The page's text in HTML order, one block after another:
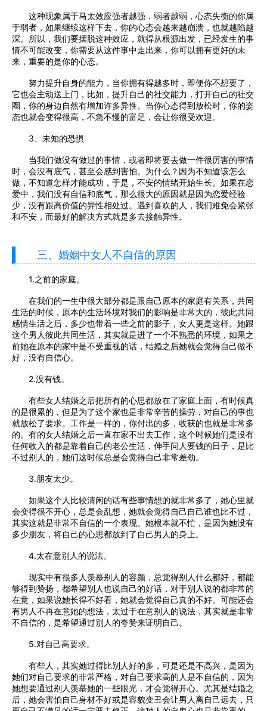
这种现象属于马太效应强者越强，弱者越弱，心态失衡的你属
于弱者，如果继续这样下去，你的心态会越来越崩溃，也就越陷越
深。所以，我们要摆脱这种效应，就得从根源出发，已经发生的事
情不可能改变，你需要从这件事中走出来，你可以拥有更好的未
来，重要的是你的心态。
努力提升自身的能力，当你拥有得越多时，即便你不想要了，
它也会主动送上门，比如，提升自己的社交能力，打开自己的社交
圈，你的身边自然有增加许多异性。当你心态得到放松时，你的姿
态也就会变得很高，不急不慢的富足，会让你很受欢迎。
3、未知的恐惧
当我们做没有做过的事情，或者即将要去做一件很厉害的事情
时，会没有底气，甚至会感到害怕。为什么？因为不知道该怎么
做，不知道怎样才能成功，于是，不安的情绪开始生长。如果在恋
爱中，我们没有自信和底气，那么很大的原因就是因为恋爱经验
少，没有跟高价值的异性相处过。遇到喜欢的人，我们难免会紧张
和不安，而最好的解决方式就是多去接触异性。
三、婚姻中女人不自信的原因
1.之前的家庭。
在我们的一生中很大部分都是跟自己原本的家庭有关系，共同
生活的时候，原本的生活环境对我们的影响是非常大的，彼此共同
感情生活之后，多少也带着一些之前的影子，女人更是这样。她跟
这个男人彼此共同生活，其实就是进了一个不熟悉的环境，如果之
前她在原本的家中是不受重视的话，结婚之后她就会觉得自己做不
好，没有自信心。
2.没有钱。
有些女人结婚之后把所有的心思都放在了家庭上面，有时候真
的是很累的，但是为了这个家也是非常辛苦的操劳，对自己的事也
就放松了要求。工作是一样的，你付出的多，收获的也就是非常多
的。有的女人结婚之后一直在家不出去工作，这个时候她们是没有
任何收入的都是靠着自己的老公生活，伸手问人要钱的日子，是比
不过别人的，她们这时候总是会觉得自己非常差劲。
3.朋友太少。
如果这个人比较清闲的话有些事情想的就非常多了，她心里就
会变得很不开心，总是会乱想，她就会觉得自己自己谁也比不过，
其实这就是非常不自信的一个表现。她根本就不忙，是因为她没有
多少朋友，将自己的心思都放到了自己男人的身上。
4.太在意别人的说法。
现实中有很多人羡慕别人的容颜，总觉得别人什么都好，都能
够得到赞扬，都希望别人也说自己的好话，对于别人说的都非常的
在意，如果说她长得不好看，她就会觉得自己真的不好。可能还会
有男人不再在意她的想法，太过于在意别人的说法，其实就是非常
不自信的，是希望通过别人的夸赞来证明自己。
5.对自己高要求。
有些人，其实她过得比别人好的多，可是还是不高兴，是因为
她们对自己要求的非常严格，对自己要求高的人是不自信的，因为
她想要通过别人羡慕她的一些眼光，才会觉得开心。尤其是结婚之
后，她会害怕自己身材不好或是容貌变丑会让男人离自己远去，只